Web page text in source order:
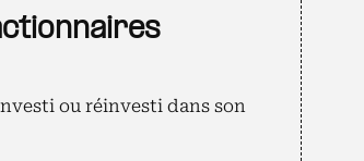
ou réinvesti dans son